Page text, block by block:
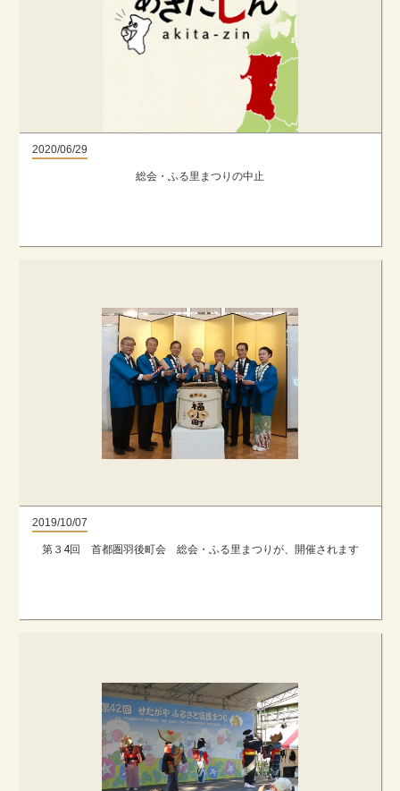
2020/06/29
総会・ふる里まつりの中止
2019/10/07
第３4回 首都圏羽後町会 総会・ふる里まつりが、開催されます